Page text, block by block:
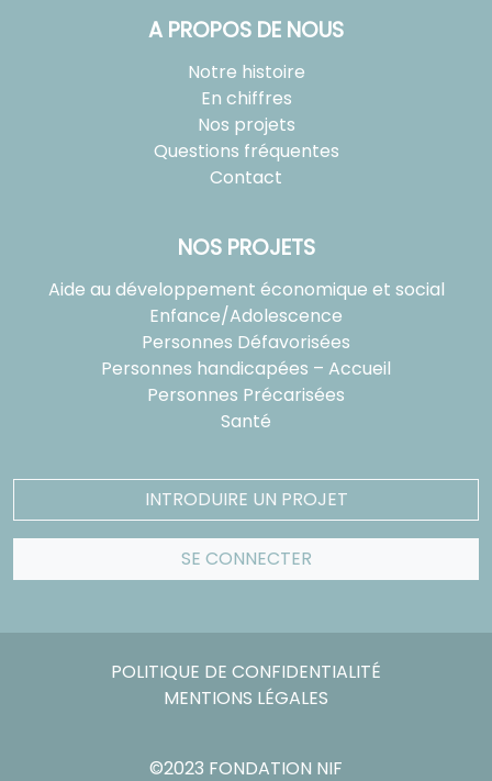
A PROPOS DE NOUS
Notre histoire
En chiffres
Nos projets
Questions fréquentes
Contact
NOS PROJETS
Aide au développement économique et social
Enfance/Adolescence
Personnes Défavorisées
Personnes handicapées – Accueil
Personnes Précarisées
Santé
INTRODUIRE UN PROJET
SE CONNECTER
©2023 FONDATION NIF
POLITIQUE DE CONFIDENTIALITÉ
MENTIONS LÉGALES